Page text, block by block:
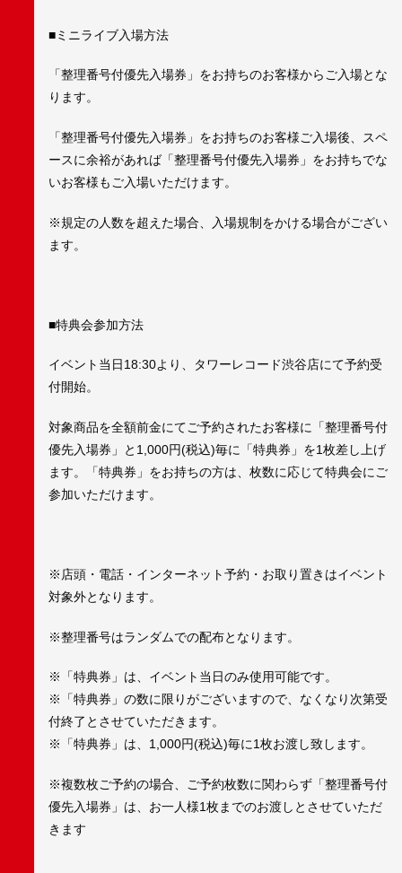
■ミニライブ入場方法
「整理番号付優先入場券」をお持ちのお客様からご入場とな
ります。
「整理番号付優先入場券」をお持ちのお客様ご入場後、スペ
ースに余裕があれば「整理番号付優先入場券」をお持ちでな
いお客様もご入場いただけます。
※規定の人数を超えた場合、入場規制をかける場合がござい
ます。
■特典会参加方法
イベント当日18:30より、タワーレコード渋谷店にて予約受
付開始。
対象商品を全額前金にてご予約されたお客様に「整理番号付
優先入場券」と1,000円(税込)毎に「特典券」を1枚差し上げ
ます。「特典券」をお持ちの方は、枚数に応じて特典会にご
参加いただけます。
※店頭・電話・インターネット予約・お取り置きはイベント
対象外となります。
※整理番号はランダムでの配布となります。
※「特典券」は、イベント当日のみ使用可能です。
※「特典券」の数に限りがございますので、なくなり次第受
付終了とさせていただきます。
※「特典券」は、1,000円(税込)毎に1枚お渡し致します。
※複数枚ご予約の場合、ご予約枚数に関わらず「整理番号付
優先入場券」は、お一人様1枚までのお渡しとさせていただ
きます